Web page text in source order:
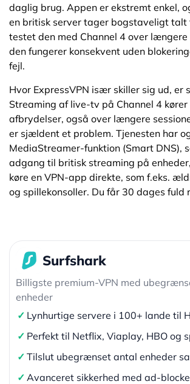
daglig brug. Appen er ekstremt enkel,
en britisk server tager bogstaveligt talt
testet den med Channel 4 over længere
den fungerer konsekvent uden
fejl.
Hvor ExpressVPN især skiller sig ud, er
Streaming af live-tv på Channel 4 kører
afbrydelser, også over længere
er sjældent et problem. Tjenesten har
MediaStreamer-funktion (Smart DNS),
adgang til britisk streaming på
køre en VPN-app direkte, som f.eks.
og spillekonsoller. Du får 30 dages fuld
Surfshark
Billigste premium-VPN med
enheder
✓ Lynhurtige servere i 100+ lande til
✓ Perfekt til Netflix, Viaplay, HBO og
✓Tilslut ubegrænset antal enheder
✓ Avanceret sikkerhed med ad-